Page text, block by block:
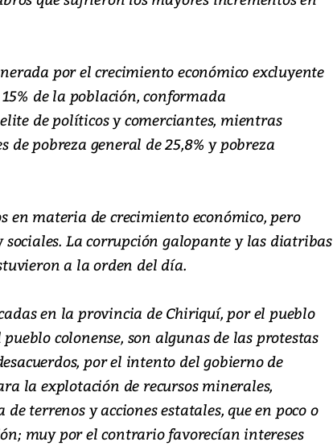
por el crecimiento económico excluyente
de la población, conformada
de políticos y comerciantes, mientras
de pobreza general de 25,8% y pobreza
en materia de crecimiento económico, pero
sociales. La corrupción galopante y las diatribas
a la orden del día.
en la provincia de Chiriquí, por el pueblo
colonense, son algunas de las protestas
por el intento del gobierno de
la explotación de recursos minerales,
terrenos y acciones estatales, que en poco o
muy por el contrario favorecían intereses